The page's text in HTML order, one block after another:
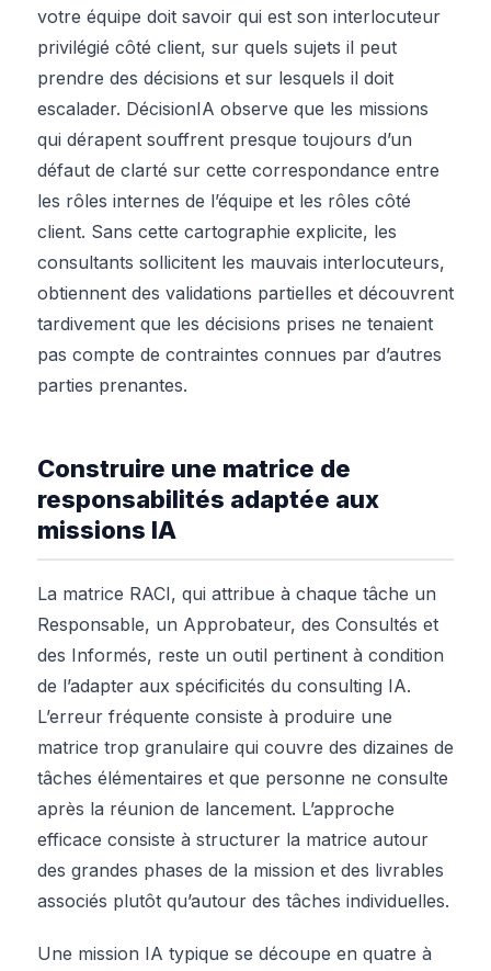
votre équipe doit savoir qui est son interlocuteur
privilégié côté client, sur quels sujets il peut
prendre des décisions et sur lesquels il doit
escalader. DécisionIA observe que les missions
qui dérapent souffrent presque toujours d’un
défaut de clarté sur cette correspondance entre
les rôles internes de l’équipe et les rôles côté
client. Sans cette cartographie explicite, les
consultants sollicitent les mauvais interlocuteurs,
obtiennent des validations partielles et découvrent
tardivement que les décisions prises ne tenaient
pas compte de contraintes connues par d’autres
parties prenantes.
Construire une matrice de
responsabilités adaptée aux
missions IA
La matrice RACI, qui attribue à chaque tâche un
Responsable, un Approbateur, des Consultés et
des Informés, reste un outil pertinent à condition
de l’adapter aux spécificités du consulting IA.
L’erreur fréquente consiste à produire une
matrice trop granulaire qui couvre des dizaines de
tâches élémentaires et que personne ne consulte
après la réunion de lancement. L’approche
efficace consiste à structurer la matrice autour
des grandes phases de la mission et des livrables
associés plutôt qu’autour des tâches individuelles.
Une mission IA typique se découpe en quatre à